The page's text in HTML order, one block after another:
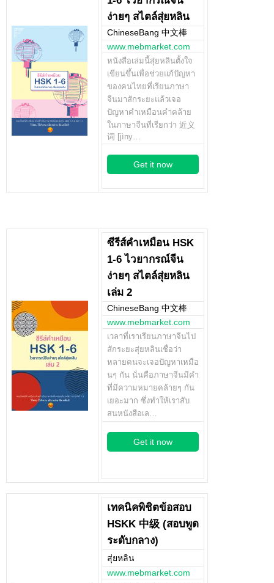
ง่ายๆ สไตล์สุ่ยหลิน
ChineseBang 中文棒
www.mebmarket.com
หนังสือเล่มนี้สุ่ยหลินตั้งใจ
เขียนขึ้นเพื่อช่วยแก้ปัญหา
ของคนไทยที่เรียนภาษา
จีนมาสักระยะแล้วเจอ
ปัญหาคำเหมือนคำคล้าย
ในภาษาจีนที่เรียกว่า 近义
词 [jìny…
Get it now
ซีรีส์คำเหมือน HSK
1-6 ไวยากรณ์จีน
ง่ายๆ สไตล์สุ่ยหลิน
เล่ม 2
ChineseBang 中文棒
www.mebmarket.com
เวลาที่เราเรียนภาษาจีนไป
สักระยะสุ่ยหลินเชื่อว่า
หลายคนจะเจอปัญหาเหมือ
นๆ กัน นั่นคือภาษาจีนมีคำ
ที่มีความหมายคล้ายๆ กัน
เยอะมาก ซึ่งทำให้เราสับ
สนหนังสือเล…
Get it now
เทคนิคพิชิตข้อสอบ
HSKK 中级 (สอบพูด
ระดับกลาง)
สุ่ยหลิน
www.mebmarket.com